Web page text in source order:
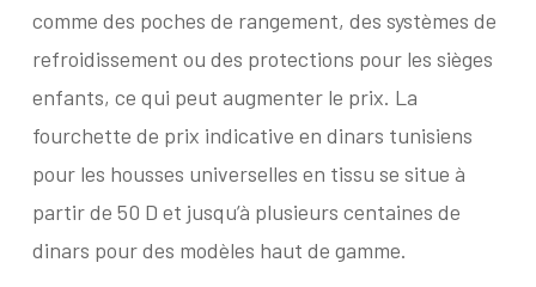
comme des poches de rangement, des systèmes de
refroidissement ou des protections pour les sièges
enfants, ce qui peut augmenter le prix. La
fourchette de prix indicative en dinars tunisiens
pour les housses universelles en tissu se situe à
partir de 50 D et jusqu’à plusieurs centaines de
dinars pour des modèles haut de gamme.